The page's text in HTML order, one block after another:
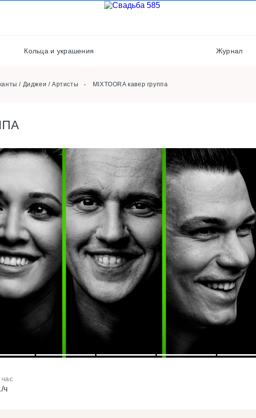
Кольца и украшения Журнал
Выездная регистрация
/ Диджеи / Артисты MIXTOORA кавер группа
3 4 5 6 7
ч